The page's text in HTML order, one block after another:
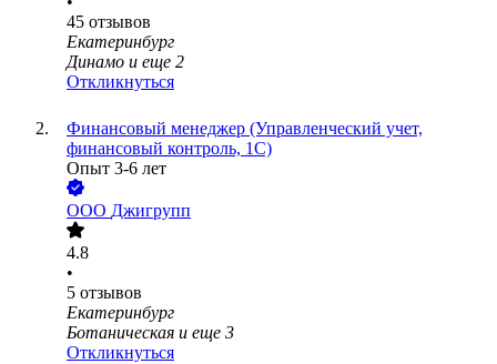
45 отзывов
Екатеринбург
Динамо и еще 2
Откликнуться
Финансовый менеджер (Управленческий учет,
финансовый контроль, 1С)
Опыт 3-6 лет
ООО Джигрупп
4.8
•
5 отзывов
Екатеринбург
Ботаническая и еще 3
Откликнуться